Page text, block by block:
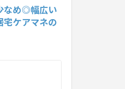
なめ◎幅広い
宅ケアマネの